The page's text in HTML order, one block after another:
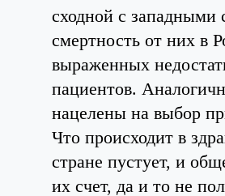
сходной с западными
смертность от них в
выраженных
пациентов.
нацелены на выбор
Что происходит в
стране пустует, и
их счет, да и то не